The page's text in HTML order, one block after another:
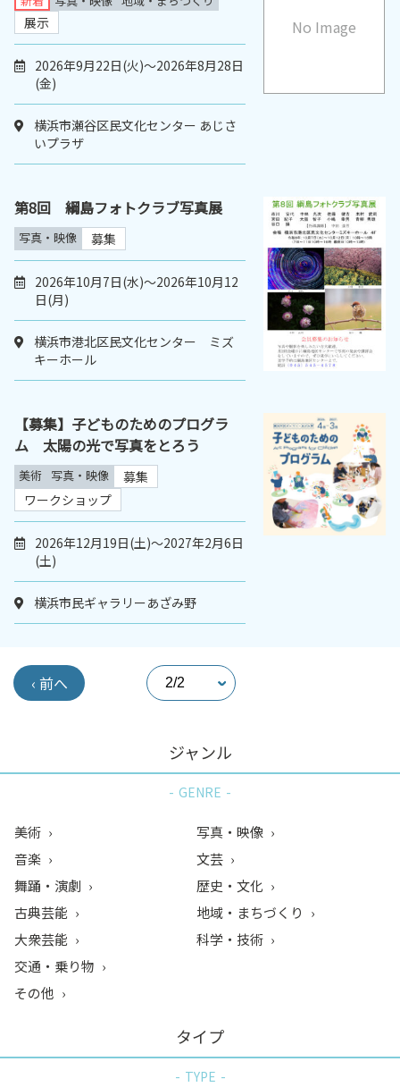
No Image
展示
2026年9月22日(火)～2026年8月28日
(金)
横浜市瀬谷区民文化センター あじさ
いプラザ
第8回 綱島フォトクラブ写真展
写真・映像 募集
2026年10月7日(水)～2026年10月12
日(月)
横浜市港北区民文化センター ミズ
キーホール
【募集】子どものためのプログラ
ム 太陽の光で写真をとろう
美術 写真・映像
募集
ワークショップ
2026年12月19日(土)～2027年2月6日
(土)
横浜市民ギャラリーあざみ野
‹ 前へ
ジャンル
GENRE
美術
音楽
舞踊・演劇
古典芸能
大衆芸能
写真・映像
文芸
歴史・文化
地域・まちづくり
科学・技術
交通・乗り物
その他
タイプ
TYPE